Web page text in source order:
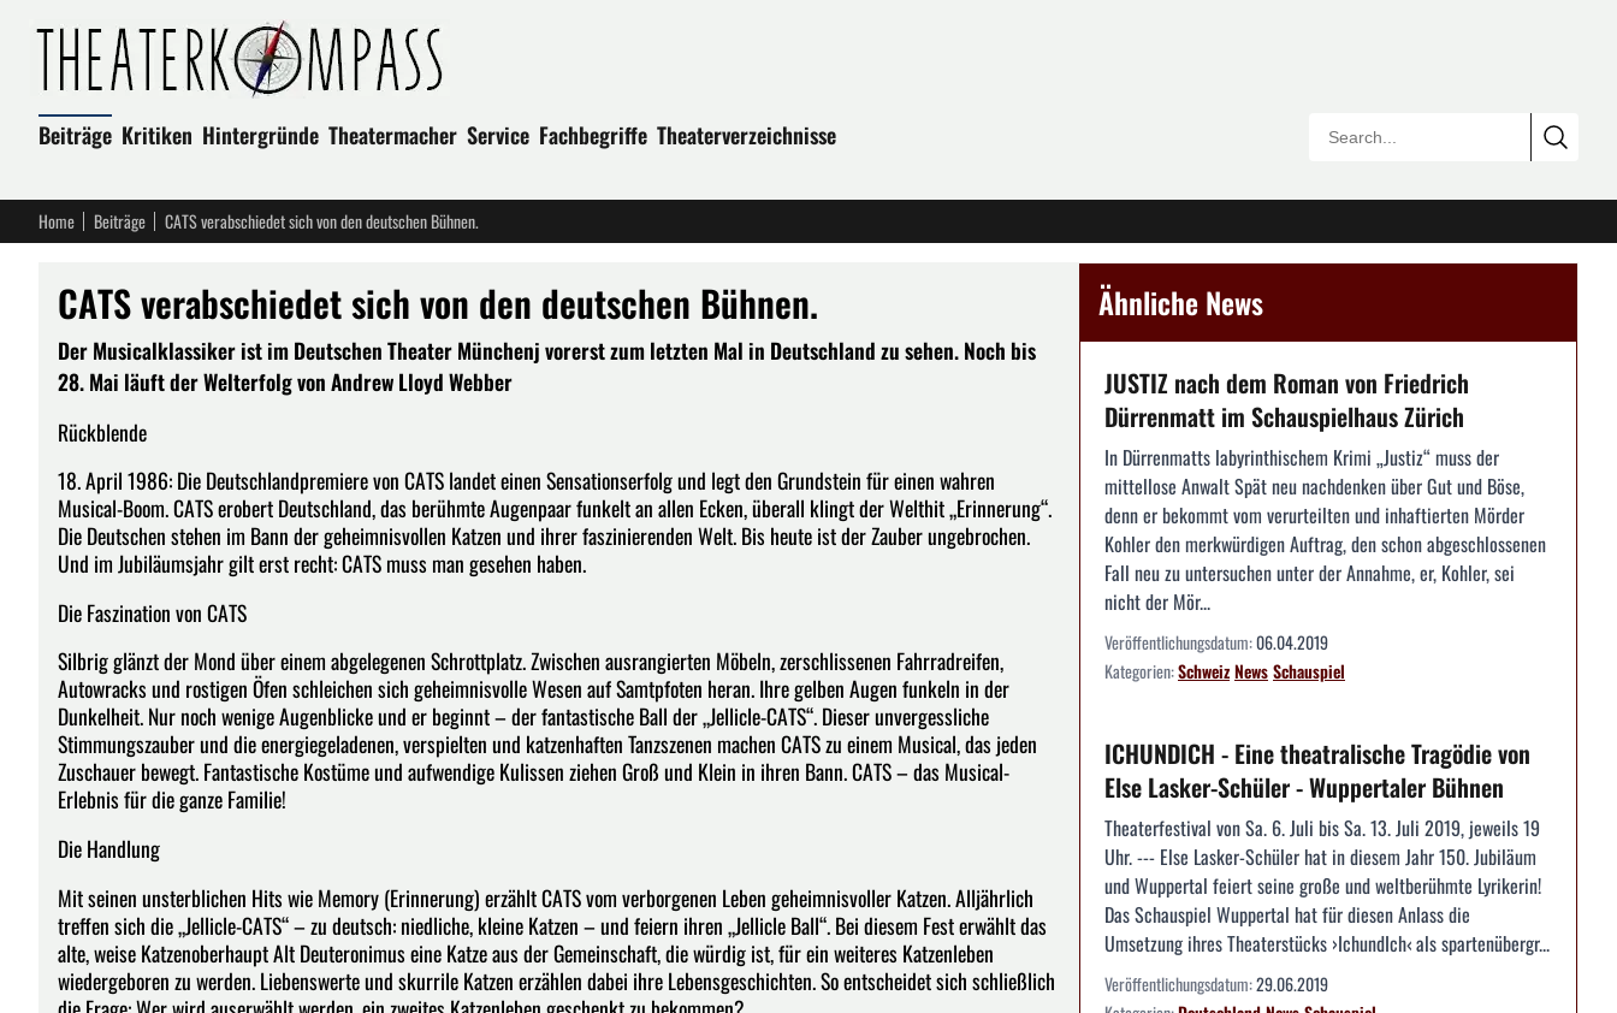
Beiträge Kritiken Hintergründe Theatermacher Service Fachbegriffe Theaterverzeichnisse
Home Beiträge CATS verabschiedet sich von den deutschen Bühnen.
CATS verabschiedet sich von den deutschen Bühnen.
Der Musicalklassiker ist im Deutschen Theater Münchenj vorerst zum letzten Mal in Deutschland zu sehen. Noch bis
28. Mai läuft der Welterfolg von Andrew Lloyd Webber
Rückblende
18. April 1986: Die Deutschlandpremiere von CATS landet einen Sensationserfolg und legt den Grundstein für einen wahren
Musical-Boom. CATS erobert Deutschland, das berühmte Augenpaar funkelt an allen Ecken, überall klingt der Welthit „Erinnerung“.
Die Deutschen stehen im Bann der geheimnisvollen Katzen und ihrer faszinierenden Welt. Bis heute ist der Zauber ungebrochen.
Und im Jubiläumsjahr gilt erst recht: CATS muss man gesehen haben.
Die Faszination von CATS
Silbrig glänzt der Mond über einem abgelegenen Schrottplatz. Zwischen ausrangierten Möbeln, zerschlissenen Fahrradreifen,
Autowracks und rostigen Öfen schleichen sich geheimnisvolle Wesen auf Samtpfoten heran. Ihre gelben Augen funkeln in der
Dunkelheit. Nur noch wenige Augenblicke und er beginnt – der fantastische Ball der „Jellicle-CATS“. Dieser unvergessliche
Stimmungszauber und die energiegeladenen, verspielten und katzenhaften Tanzszenen machen CATS zu einem Musical, das jeden
Zuschauer bewegt. Fantastische Kostüme und aufwendige Kulissen ziehen Groß und Klein in ihren Bann. CATS – das Musical-
Erlebnis für die ganze Familie!
Die Handlung
Mit seinen unsterblichen Hits wie Memory (Erinnerung) erzählt CATS vom verborgenen Leben geheimnisvoller Katzen. Alljährlich
treffen sich die „Jellicle-CATS“ – zu deutsch: niedliche, kleine Katzen – und feiern ihren „Jellicle Ball“. Bei diesem Fest erwählt das
alte, weise Katzenoberhaupt Alt Deuteronimus eine Katze aus der Gemeinschaft, die würdig ist, für ein weiteres Katzenleben
wiedergeboren zu werden. Liebenswerte und skurrile Katzen erzählen dabei ihre Lebensgeschichten. So entscheidet sich schließlich
Ähnliche News
JUSTIZ nach dem Roman von Friedrich
Dürrenmatt im Schauspielhaus Zürich
In Dürrenmatts labyrinthischem Krimi „Justiz“ muss der
mittellose Anwalt Spät neu nachdenken über Gut und Böse,
denn er bekommt vom verurteilten und inhaftierten Mörder
Kohler den merkwürdigen Auftrag, den schon abgeschlossenen
Fall neu zu untersuchen unter der Annahme, er, Kohler, sei
nicht der Mör...
Veröffentlichungsdatum:06.04.2019
Kategorien:SchweizNewsSchauspiel
ICHUNDICH - Eine theatralische Tragödie von
Else Lasker-Schüler - Wuppertaler Bühnen
Theaterfestival von Sa. 6. Juli bis Sa. 13. Juli 2019, jeweils 19
Uhr. --- Else Lasker-Schüler hat in diesem Jahr 150. Jubiläum
und Wuppertal feiert seine große und weltberühmte Lyrikerin!
Das Schauspiel Wuppertal hat für diesen Anlass die
Umsetzung ihres Theaterstücks ›IchundIch‹ als spartenübergr...
Veröffentlichungsdatum:29.06.2019